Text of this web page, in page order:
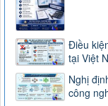
Điều
tại Việt
Nghị
công